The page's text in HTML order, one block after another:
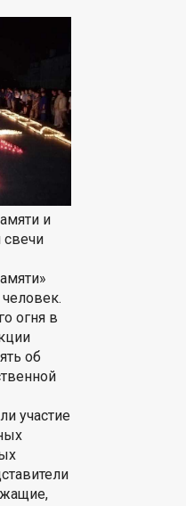
и
свечи
огня в
об
участие